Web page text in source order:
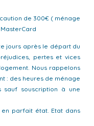
de 300€ ( ménage
jours après le départ du
pertes et vices
Nous rappelons
: des heures de ménage
sauf souscription à une
parfait état. Etat dans